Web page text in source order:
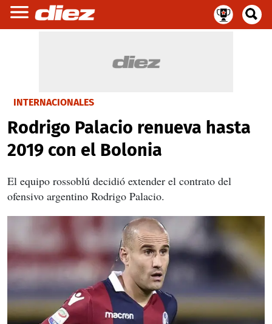
INTERNACIONALES
Rodrigo Palacio renueva hasta
2019 con el Bolonia
El equipo rossoblú decidió extender el contrato del
ofensivo argentino Rodrigo Palacio.